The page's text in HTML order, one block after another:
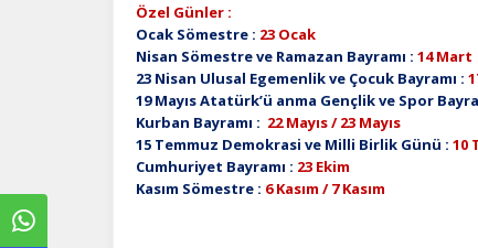
Özel Günler :
Ocak Sömestre : 23 Ocak
Nisan Sömestre ve Ramazan Bayramı : 14 Mart
23 Nisan Ulusal Egemenlik ve Çocuk Bayramı :
19 Mayıs Atatürk’ü anma Gençlik ve Spor
Kurban Bayramı : 22 Mayıs / 23 Mayıs
15 Temmuz Demokrasi ve Milli Birlik Günü : 10
Cumhuriyet Bayramı : 23 Ekim
Kasım Sömestre : 6 Kasım / 7 Kasım